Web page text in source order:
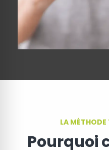
LA MÉTHODE
Pourquoi